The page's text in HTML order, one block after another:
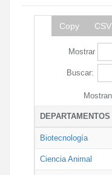
Copy CSV
Mostrar
Buscar:
DEPARTAMENTOS
Biotecnología
Ciencia Animal